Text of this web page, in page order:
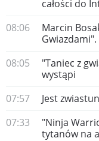
całości do
08:06
Marcin
08:05
"Taniec z
wystąpi
07:57
Jest
07:33
"Ninja
tytanów na